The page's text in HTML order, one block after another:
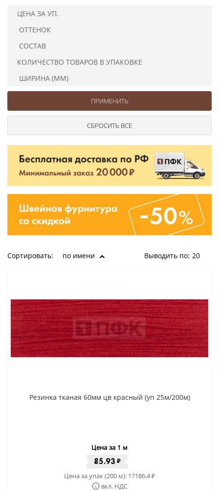
ЦЕНА ЗА УП.
ОТТЕНОК
СОСТАВ
КОЛИЧЕСТВО ТОВАРОВ В УПАКОВКЕ
ШИРИНА (ММ)
Сортировать: по имени Выводить по: 20
Резинка тканая 60мм цв красный (уп 25м/200м)
Цена за 1 м
85.93 ₽
Цена за упак (200 м): 17186.4₽
вкл. НДС
Шторные
Шнуры
Элементы декора
Сумочная фурнитура